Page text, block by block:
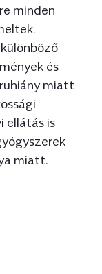
minden
és
miatt
ellátás is
miatt.